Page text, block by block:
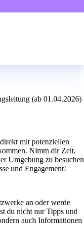
(ab 01.04.2026)
mit potenziellen
Nimm dir Zeit,
Umgebung zu besuchen
und Engagement!
an oder werde
du nicht nur Tipps und
auch Informationen